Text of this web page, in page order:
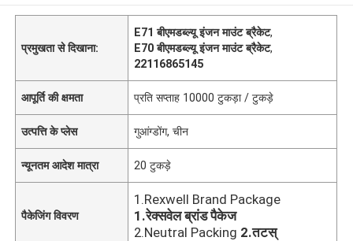
प्रमुखता से दिखाना:
E71 बीएमडब्ल्यू इंजन माउंट ब्रैकेट,
E70 बीएमडब्ल्यू इंजन माउंट ब्रैकेट,
22116865145
आपूर्ति की क्षमता प्रति सप्ताह 10000 टुकड़ा / टुकड़े
उत्पत्ति के प्लेस गुआंग्डोंग, चीन
न्यूनतम आदेश मात्रा 20 टुकड़े
पैकेजिंग विवरण
1.Rexwell Brand Package
1.रेक्सवेल ब्रांड पैकेज
2.Neutral Packing 2.तटस्